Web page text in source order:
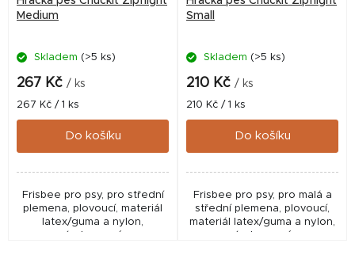
Medium
Skladem (>5 ks)
267 Kč / ks
Měrná
cena:
267 Kč / 1 ks
Do košíku
Frisbee pro psy, pro střední
plemena, plovoucí, materiál
latex/guma a nylon,
vícebarevné.
Small
Skladem (>5 ks)
210 Kč / ks
Měrná
cena:
210 Kč / 1 ks
Do košíku
Frisbee pro psy, pro malá a
střední plemena, plovoucí,
materiál latex/guma a nylon,
vícebarevné.